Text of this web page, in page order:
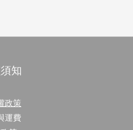
知
政策
運費